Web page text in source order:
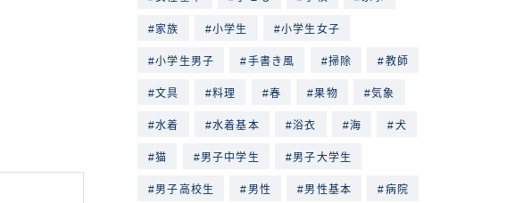
家族 小学生 小学生女子
小学生男子 手書き風 掃除 教師
文具 料理 春 果物 気象
水着 水着基本 浴衣 海 犬
猫 男子中学生 男子大学生
男子高校生 男性 男性基本 病院